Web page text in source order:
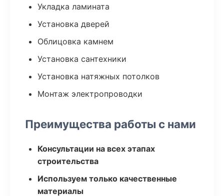
Укладка ламината
Установка дверей
Облицовка камнем
Установка сантехники
Установка натяжных потолков
Монтаж электропроводки
Преимущества работы с нами
Консультации на всех этапах
строительства
Используем только качественные
материалы